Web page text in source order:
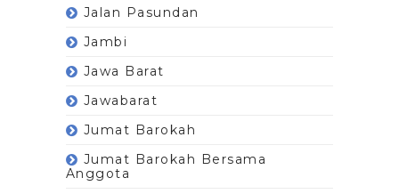
Jalan Pasundan
Jambi
Jawa Barat
Jawabarat
Jumat Barokah
Jumat Barokah Bersama
Anggota